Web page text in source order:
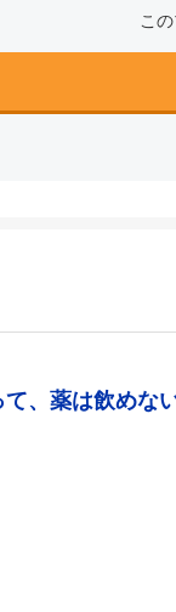
こ
、薬は飲めな